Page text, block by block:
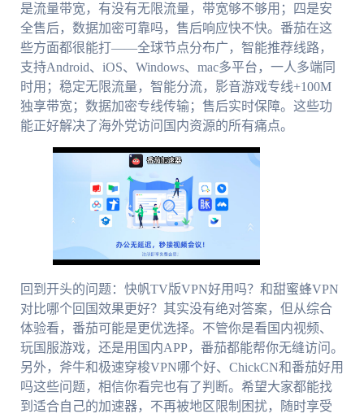
是流量带宽，有没有无限流量，带宽够不够用；四是安
全售后，数据加密可靠吗，售后响应快不快。番茄在这
些方面都很能打——全球节点分布广，智能推荐线路，
支持Android、iOS、Windows、mac多平台，一人多端同
时用；稳定无限流量，智能分流，影音游戏专线+100M
独享带宽；数据加密专线传输；售后实时保障。这些功
能正好解决了海外党访问国内资源的所有痛点。
回到开头的问题：快帆TV版VPN好用吗？和甜蜜蜂VPN
对比哪个回国效果更好？其实没有绝对答案，但从综合
体验看，番茄可能是更优选择。不管你是看国内视频、
玩国服游戏，还是用国内APP，番茄都能帮你无缝访问。
另外，斧牛和极速穿梭VPN哪个好、ChickCN和番茄好用
吗这些问题，相信你看完也有了判断。希望大家都能找
到适合自己的加速器，不再被地区限制困扰，随时享受